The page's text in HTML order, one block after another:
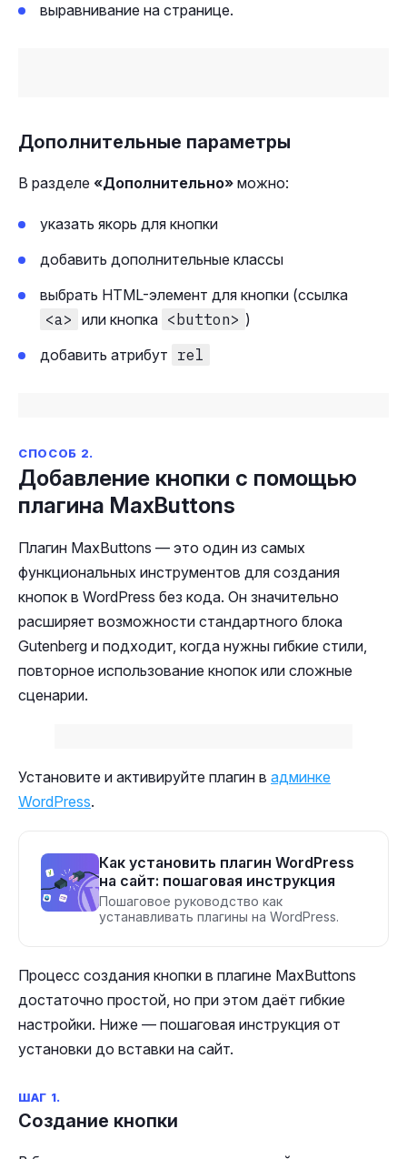
выравнивание на странице.
Дополнительные параметры
В разделе «Дополнительно» можно:
указать якорь для кнопки
добавить дополнительные классы
выбрать HTML-элемент для кнопки (ссылка
<a> или кнопка <button> )
добавить атрибут rel
СПОСОБ 2.
Добавление кнопки с помощью
плагина MaxButtons
Плагин MaxButtons — это один из самых
функциональных инструментов для создания
кнопок в WordPress без кода. Он значительно
расширяет возможности стандартного блока
Gutenberg и подходит, когда нужны гибкие стили,
повторное использование кнопок или сложные
сценарии.
Установите и активируйте плагин в админке
WordPress.
Как установить плагин WordPress
на сайт: пошаговая инструкция
Пошаговое руководство как
устанавливать плагины на WordPress.
Процесс создания кнопки в плагине MaxButtons
достаточно простой, но при этом даёт гибкие
настройки. Ниже — пошаговая инструкция от
установки до вставки на сайт.
ШАГ 1.
Создание кнопки